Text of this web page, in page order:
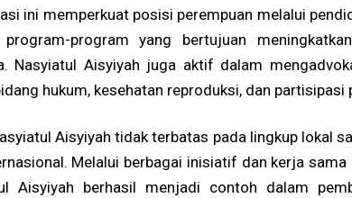
ini memperkuat posisi perempuan melalui
program-program yang bertujuan
Nasyiatul Aisyiyah juga aktif dalam
hukum, kesehatan reproduksi, dan partisipasi
Aisyiyah tidak terbatas pada lingkup lokal
Melalui berbagai inisiatif dan kerja
Aisyiyah berhasil menjadi contoh dalam